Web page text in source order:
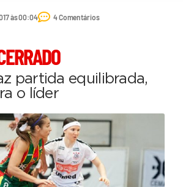
às 00:04
4 Comentários
partida equilibrada,
o líder